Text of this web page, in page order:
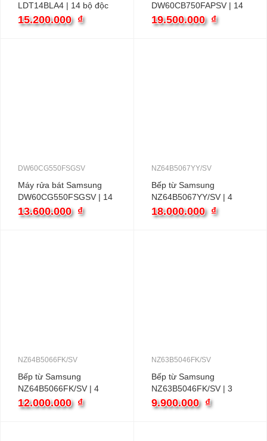
LDT14BLA4 | 14 bộ độc
lập
15.200.000 ₫
DW60CB750FAPSV | 14
bộ độc lập
19.500.000 ₫
DW60CG550FSGSV
Máy rửa bát Samsung
DW60CG550FSGSV | 14
bộ độc lập
13.600.000 ₫
NZ64B5067YY/SV
Bếp từ Samsung
NZ64B5067YY/SV | 4
vùng nấu âm
18.000.000 ₫
NZ64B5066FK/SV
Bếp từ Samsung
NZ64B5066FK/SV | 4
vùng nấu âm
12.000.000 ₫
NZ63B5046FK/SV
Bếp từ Samsung
NZ63B5046FK/SV | 3
vùng nấu âm
9.900.000 ₫